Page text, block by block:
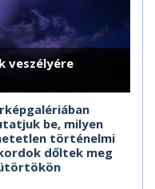
veszélyére
be, milyen
történelmi
dőltek meg